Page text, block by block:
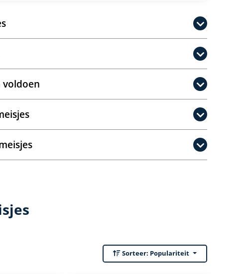
voldoen
Sorteer: Populariteit